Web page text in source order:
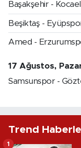
Başakşehir -
Beşiktaş -
Amed -
17 Ağustos,
Samsunspor -
Trend
1